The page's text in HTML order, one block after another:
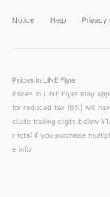
Notice Help Privacy
Prices in LINE Flyer
Prices in LINE Flyer may
for reduced tax (8%) will
clude trailing digits below
r total if you purchase
e info.